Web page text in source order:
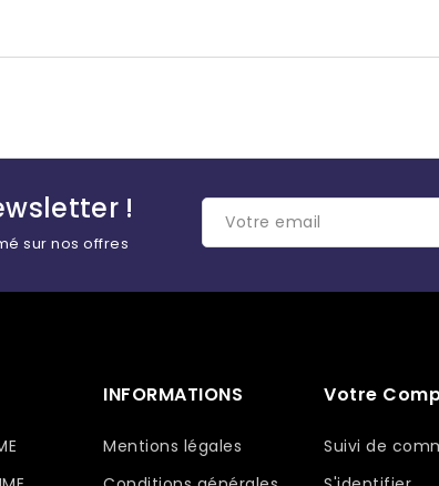
!
sur nos offres
INFORMATIONS
Mentions légales
Votre
Suivi de